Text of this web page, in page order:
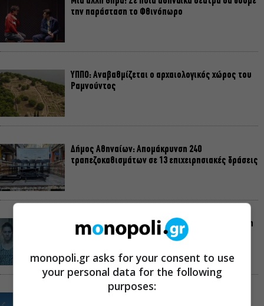
την παράσταση το Φθινόπωρο
ΥΠΠΟ: Αναβαθμίζεται ο αρχαιολογικός χώρος του
Ραμνούντος
Δήμος Αθηναίων: Απομάκρυνση 240
τραπεζοκαθισμάτων σε 13 επιχειρησιακές δράσεις
«Θάλασσα από γυαλί»: Παγκόσμια πρεμιέρα για τη
νέα ταινία του Αλέξη Αλεξίου
monopoli.gr asks for your consent to use
your personal data for the following
purposes: